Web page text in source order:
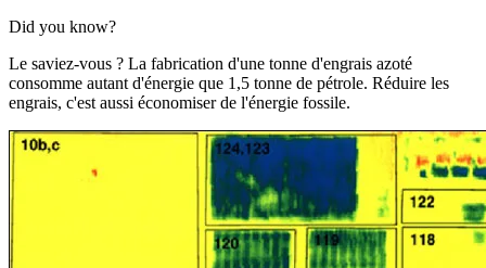
Did you know?
Le saviez-vous ? La fabrication d'une tonne d'engrais azoté
consomme autant d'énergie que 1,5 tonne de pétrole. Réduire les
engrais, c'est aussi économiser de l'énergie fossile.